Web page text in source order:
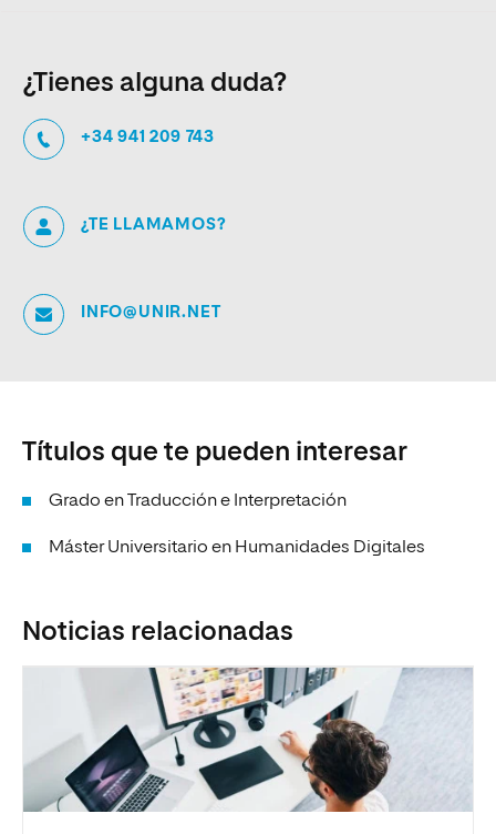
¿Tienes alguna duda?
+34 941 209 743
¿TE LLAMAMOS?
INFO@UNIR.NET
Títulos que te pueden interesar
Grado en Traducción e Interpretación
Máster Universitario en Humanidades Digitales
Noticias relacionadas